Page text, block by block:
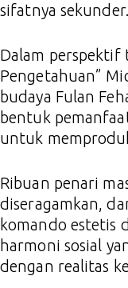
sifatnya sekunder.
Dalam perspektif
Pengetahuan”
budaya Fulan
bentuk
untuk
Ribuan penari
diseragamkan,
komando estetis
harmoni sosial
dengan realitas